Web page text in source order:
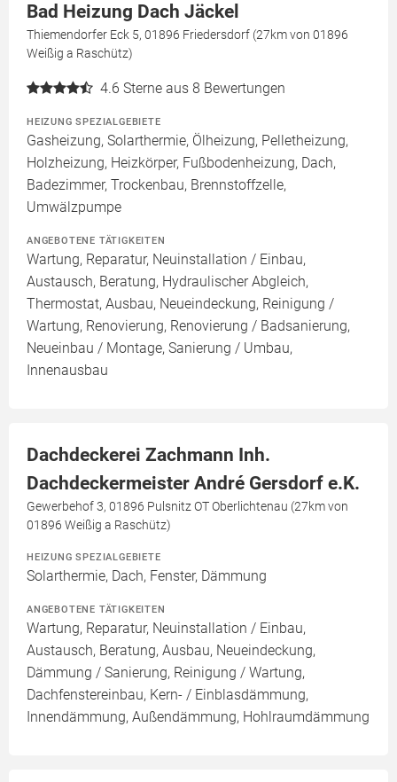
Bad Heizung Dach Jäckel
Thiemendorfer Eck 5, 01896 Friedersdorf (27km von 01896
Weißig a Raschütz)
4.6 Sterne aus 8 Bewertungen
HEIZUNG SPEZIALGEBIETE
Gasheizung, Solarthermie, Ölheizung, Pelletheizung,
Holzheizung, Heizkörper, Fußbodenheizung, Dach,
Badezimmer, Trockenbau, Brennstoffzelle,
Umwälzpumpe
ANGEBOTENE TÄTIGKEITEN
Wartung, Reparatur, Neuinstallation / Einbau,
Austausch, Beratung, Hydraulischer Abgleich,
Thermostat, Ausbau, Neueindeckung, Reinigung /
Wartung, Renovierung, Renovierung / Badsanierung,
Neueinbau / Montage, Sanierung / Umbau,
Innenausbau
Dachdeckerei Zachmann Inh.
Dachdeckermeister André Gersdorf e.K.
Gewerbehof 3, 01896 Pulsnitz OT Oberlichtenau (27km von
01896 Weißig a Raschütz)
HEIZUNG SPEZIALGEBIETE
Solarthermie, Dach, Fenster, Dämmung
ANGEBOTENE TÄTIGKEITEN
Wartung, Reparatur, Neuinstallation / Einbau,
Austausch, Beratung, Ausbau, Neueindeckung,
Dämmung / Sanierung, Reinigung / Wartung,
Dachfenstereinbau, Kern- / Einblasdämmung,
Innendämmung, Außendämmung, Hohlraumdämmung